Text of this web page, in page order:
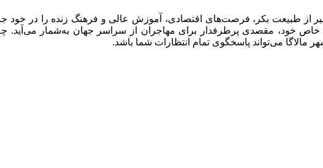
از طبیعت بکر، فرصت‌های اقتصادی، آموزش عالی و فرهنگ زنده را در خود
خاص خود، مقصدی پرطرفدار برای مهاجران از سراسر جهان به‌شمار می‌آید.
مالاگا می‌تواند پاسخگوی تمام انتظارات شما باشد.